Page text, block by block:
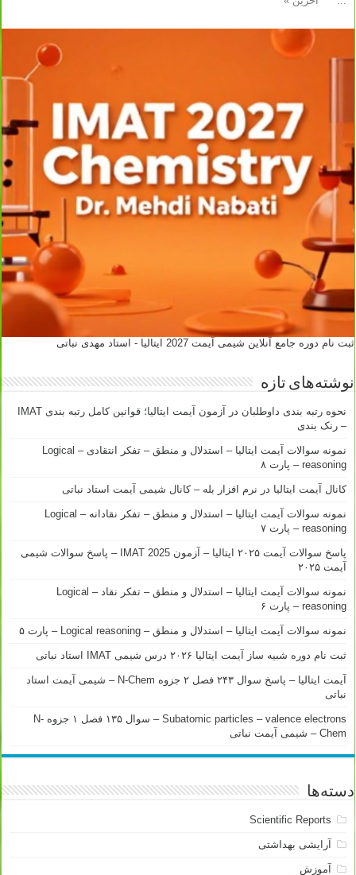
ثبت نام دوره جامع آنلاین شیمی آیمت 2027 ایتالیا - استاد مهدی نباتی
نوشته‌های تازه
نحوه رتبه بندی داوطلبان در آزمون آیمت ایتالیا؛ قوانین کامل رتبه بندی IMAT
– رنک بندی
نمونه سوالات آیمت ایتالیا – استدلال و منطق – تفکر انتقادی – Logical
reasoning – پارت ۸
کانال آیمت ایتالیا در نرم افزار بله – کانال شیمی آیمت استاد نباتی
نمونه سوالات آیمت ایتالیا – استدلال و منطق – تفکر نقادانه – Logical
reasoning – پارت ۷
پاسخ سوالات آیمت ۲۰۲۵ ایتالیا – آزمون IMAT 2025 – پاسخ سوالات شیمی
آیمت ۲۰۲۵
نمونه سوالات آیمت ایتالیا – استدلال و منطق – تفکر نقاد – Logical
reasoning – پارت ۶
نمونه سوالات آیمت ایتالیا – استدلال و منطق – Logical reasoning – پارت ۵
ثبت نام دوره شبیه ساز آیمت ایتالیا ۲۰۲۶ درس شیمی IMAT استاد نباتی
آیمت ایتالیا – پاسخ سوال ۲۴۳ فصل ۲ جزوه N-Chem – شیمی آیمت استاد
نباتی
Subatomic particles – valence electrons – سوال ۱۳۵ فصل ۱ جزوه N-
Chem – شیمی آیمت نباتی
دسته‌ها
Scientific Reports
آرایشی بهداشتی
آموزش